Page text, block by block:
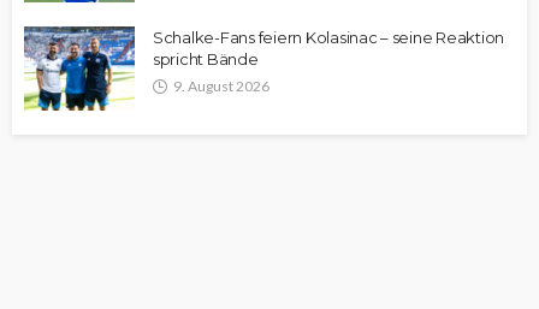
Schalke-Fans feiern Kolasinac – seine Reaktion
spricht Bände
9. August 2026